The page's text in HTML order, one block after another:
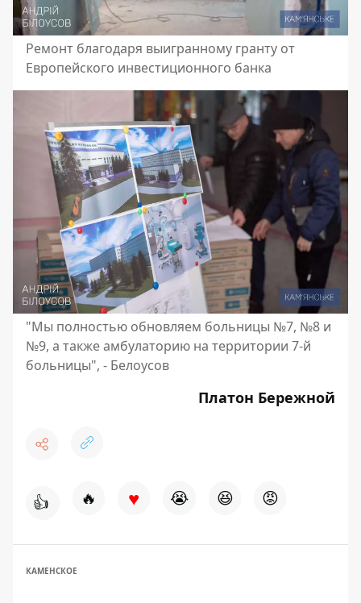
Ремонт благодаря выигранному гранту от
Европейского инвестиционного банка
"Мы полностью обновляем больницы №7, №8 и
№9, а также амбулаторию на территории 7-й
больницы", - Белоусов
Платон Бережной
👍 🔥 ♥ 😭 😆 😡
КАМЕНСКОЕ